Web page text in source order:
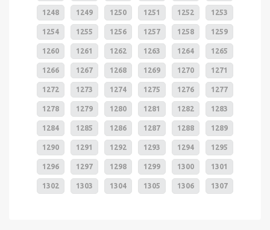
1248 1249 1250 1251 1252 1253
1254 1255 1256 1257 1258 1259
1260 1261 1262 1263 1264 1265
1266 1267 1268 1269 1270 1271
1272 1273 1274 1275 1276 1277
1278 1279 1280 1281 1282 1283
1284 1285 1286 1287 1288 1289
1290 1291 1292 1293 1294 1295
1296 1297 1298 1299 1300 1301
1302 1303 1304 1305 1306 1307